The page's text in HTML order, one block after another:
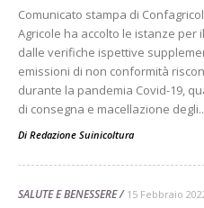
Comunicato stampa di
Agricole ha accolto le istanze
dalle verifiche ispettive
emissioni di non conformità
durante la pandemia Covid-19,
di consegna e macellazione
Di Redazione Suinicoltura
SALUTE E BENESSERE 15 Febbraio